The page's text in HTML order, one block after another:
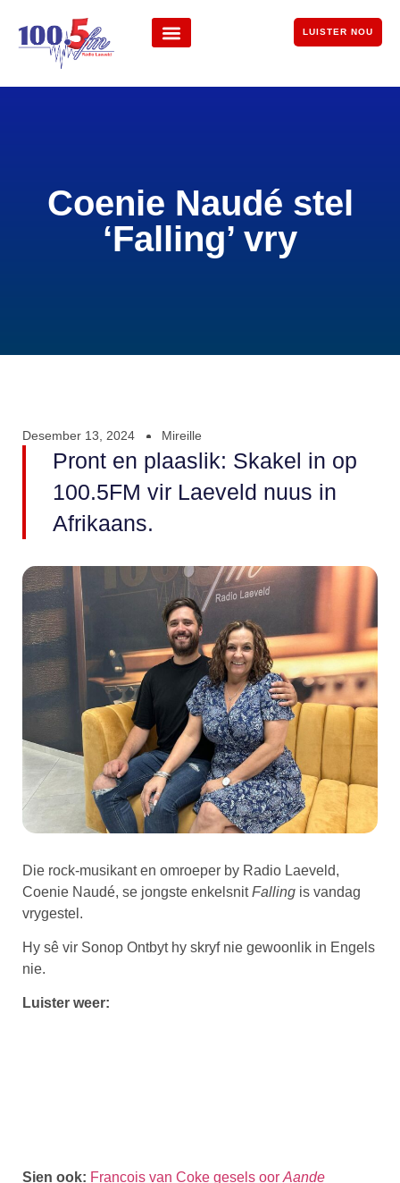
LUISTER NOU
Coenie Naudé stel
‘Falling’ vry
Desember 13, 2024 Mireille
Pront en plaaslik: Skakel in op
100.5FM vir Laeveld nuus in
Afrikaans.
Die rock-musikant en omroeper by Radio Laeveld,
Coenie Naudé, se jongste enkelsnitFalling is vandag
vrygestel.
Hy sê vir Sonop Ontbyt hy skryf nie gewoonlik in Engels
nie.
Luister weer:
Sien ook: Francois van Coke gesels oor Aande